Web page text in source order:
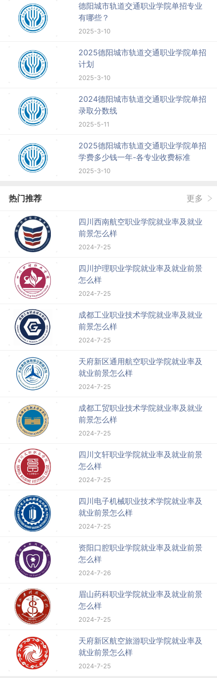
德阳城市轨道交通职业学院单招专业
有哪些？
2025-3-10
2025德阳城市轨道交通职业学院单招
计划
2025-3-10
2024德阳城市轨道交通职业学院单招
录取分数线
2025-5-11
2025德阳城市轨道交通职业学院单招
学费多少钱一年-各专业收费标准
2025-3-10
热门推荐 更多
四川西南航空职业学院就业率及就业
前景怎么样
2024-7-25
四川护理职业学院就业率及就业前景
怎么样
2024-7-25
成都工业职业技术学院就业率及就业
前景怎么样
2024-7-25
天府新区通用航空职业学院就业率及
就业前景怎么样
2024-7-25
成都工贸职业技术学院就业率及就业
前景怎么样
2024-7-25
四川文轩职业学院就业率及就业前景
怎么样
2024-7-25
四川电子机械职业技术学院就业率及
就业前景怎么样
2024-7-25
资阳口腔职业学院就业率及就业前景
怎么样
2024-7-26
眉山药科职业学院就业率及就业前景
怎么样
2024-7-25
天府新区航空旅游职业学院就业率及
就业前景怎么样
2024-7-25